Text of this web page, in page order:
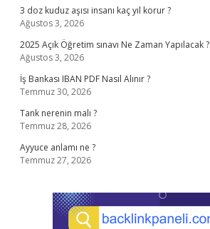
3 doz kuduz aşısı insanı kaç yıl korur ?
Ağustos 3, 2026
2025 Açık Öğretim sınavı Ne Zaman Yapılacak ?
Ağustos 3, 2026
İş Bankası IBAN PDF Nasıl Alınır ?
Temmuz 30, 2026
Tank nerenin malı ?
Temmuz 28, 2026
Ayyuce anlamı ne ?
Temmuz 27, 2026